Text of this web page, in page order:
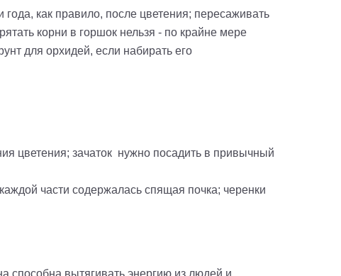
как правило, после цветения; пересаживать
корни в горшок нельзя - по крайне мере
для орхидей, если набирать его
цветения; зачаток нужно посадить в привычный
части содержалась спящая почка; черенки